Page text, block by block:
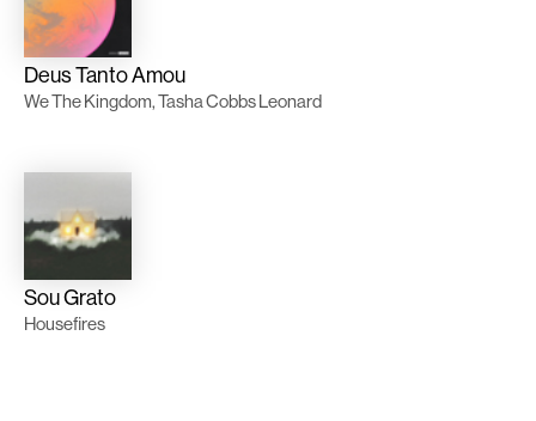
Deus Tanto Amou
We The Kingdom, Tasha Cobbs Leonard
Sou Grato
Housefires